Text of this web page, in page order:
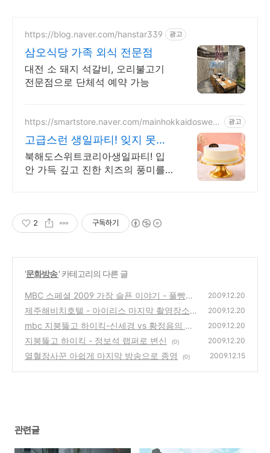
https://blog.naver.com/hanstar339 광고
삼오식당 가족 외식 전문점
대전 소 돼지 석갈비, 오리불고기
전문점으로 단체석 예약 가능
https://smartstore.naver.com/mainhokkaidosweet
광고
고급스런 생일파티! 잊지 못할
수제케이크 선물
북해도스위트코리아생일파티! 입
안 가득 깊고 진한 치즈의 풍미를
2 구독하기
'문화방송' 카테고리의 다른 글
MBC 스페셜 2009 가장 슬픈 이야기 - 풀빵엄
마
(0)
2009.12.20
제주해비치호텔 - 아이리스 마지막 촬영장소
(사진보기)
(0)
2009.12.20
mbc 지붕뚫고 하이킥-신세경 vs 황정음의 결
투 게임
(8)
2009.12.20
지붕뚫고 하이킥 - 정보석 랩퍼로 변신 (0) 2009.12.20
열혈장사꾼 아쉽게 마지막 방송으로 종영 (0) 2009.12.15
관련글